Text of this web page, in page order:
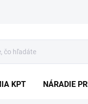
KPT NÁRADIE